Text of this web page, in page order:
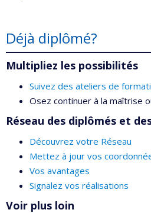
Déjà diplômé?
Multipliez les possibilités
Suivez des ateliers de
Osez continuer à la maîtrise
Réseau des diplômés et
Découvrez votre Réseau
Mettez à jour vos
Vos avantages
Signalez vos réalisations
Voir plus loin